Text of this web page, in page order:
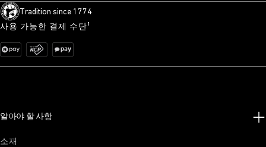
Tradition since 1774
사용 가능한 결제 수단¹
알아야 할 사항
소재